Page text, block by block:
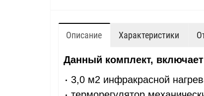
Описание Характеристики
Данный комплект,
3,0 м2 инфракрасной